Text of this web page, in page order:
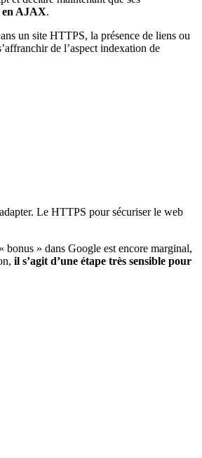
en AJAX.
un site HTTPS, la présence de liens ou
de l’aspect indexation de
Le HTTPS pour sécuriser le web
» dans Google est encore marginal,
il s’agit d’une étape très sensible pour